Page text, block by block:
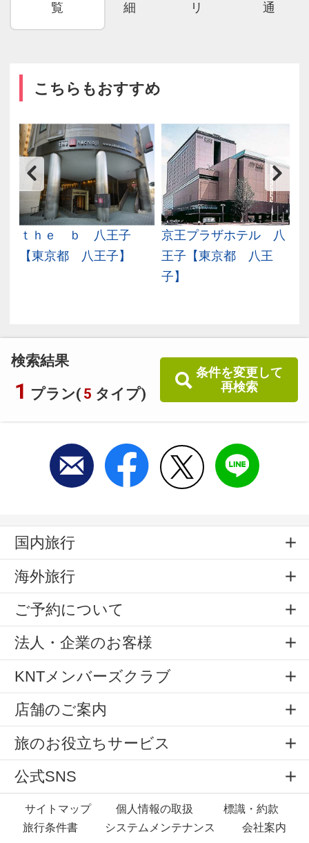
検索結果
1 プラン( 5 タイプ)
条件を変更して
再検索
覧
細
リ
通
こちらもおすすめ
ｔｈｅ ｂ 八王子
【東京都 八王子】
京王プラザホテル 八
王子【東京都 八王
子】
国内旅行
海外旅行
ご予約について
法人・企業のお客様
KNTメンバーズクラブ
店舗のご案内
旅のお役立ちサービス
公式SNS
サイトマップ 個人情報の取扱
標識・約款
旅行条件書
システムメンテナンス 会社案内